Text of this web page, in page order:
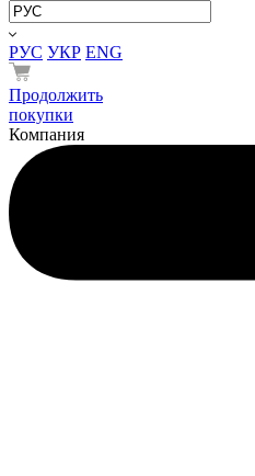
РУС УКР ENG
Продолжить
покупки
Компания